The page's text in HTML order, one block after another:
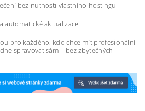
bez nutnosti vlastního hostingu
automatické aktualizace
pro každého, kdo chce mít profesionální
spravovat sám – bez zbytečných